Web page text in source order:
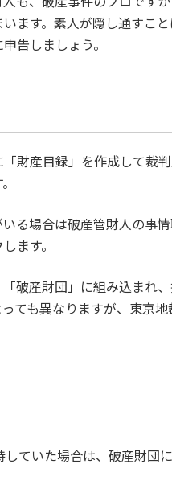
も、破産事件のプロです
ます。素人が隠し通すこ
告しましょう。
財産目録」を作成して裁
る場合は破産管財人の事
ます。
破産財団」に組み込まれ
ても異なりますが、東京
ていた場合は、破産財団